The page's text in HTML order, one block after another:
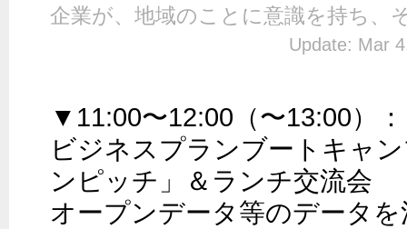
企業が、地域のことに意識を持ち、
Update: Mar
▼11:00〜12:00（〜13:00）：
ビジネスプランブートキャ
ンピッチ」＆ランチ交流会
オープンデータ等のデータ